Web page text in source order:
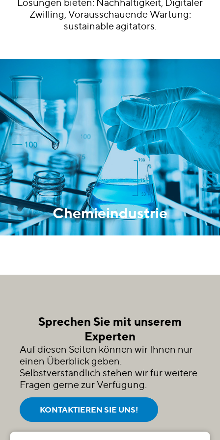
Lösungen bieten: Nachhaltigkeit, Digitaler
Zwilling, Vorausschauende Wartung:
sustainable agitators.
Chemieindustrie
Chemieindustrie
Rührwerkstechnik in der chemischen Industrie
MEHR ERFAHREN
Sprechen Sie mit unserem
Experten​
Auf diesen Seiten können wir Ihnen nur
einen Überblick geben.
Selbstverständlich stehen wir für weitere
Fragen gerne zur Verfügung.
KONTAKTIEREN SIE UNS!